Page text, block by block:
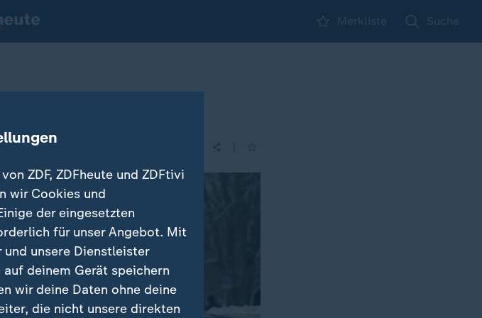
Merkliste Suche
ZDF, ZDFheute und ZDFtivi
wir Cookies und
der eingesetzten
für unser Angebot. Mit
unsere Dienstleister
deinem Gerät speichern
wir deine Daten ohne deine
die nicht unsere direkten